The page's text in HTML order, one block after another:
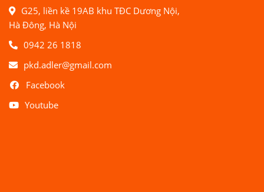
G25, liền kề 19AB khu TĐC Dương Nội,
Hà Đông, Hà Nội
0942 26 1818
pkd.adler@gmail.com
Facebook
Youtube